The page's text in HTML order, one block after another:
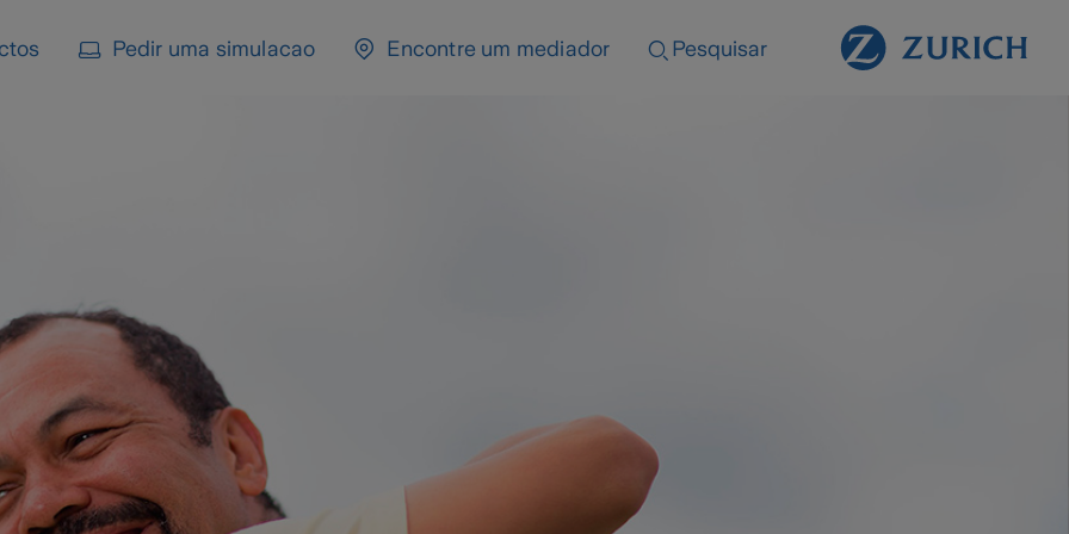
Pedir uma simulacao Encontre um mediador Pesquisar